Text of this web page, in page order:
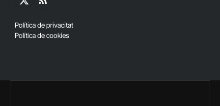
X
RSS
Política de privacitat
Política de cookies